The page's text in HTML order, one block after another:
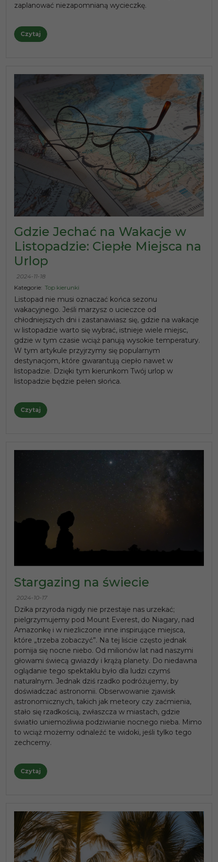
zaplanować niezapomnianą wycieczkę.
Czytaj
Gdzie Jechać na Wakacje w
Listopadzie: Ciepłe Miejsca na
Urlop
2024-11-18
Kategorie: Top kierunki
Listopad nie musi oznaczać końca sezonu
wakacyjnego. Jeśli marzysz o ucieczce od
chłodniejszych dni i zastanawiasz się, gdzie na wakacje
w listopadzie warto się wybrać, istnieje wiele miejsc,
gdzie w tym czasie wciąż panują wysokie temperatury.
W tym artykule przyjrzymy się popularnym
destynacjom, które gwarantują ciepło nawet w
listopadzie. Dzięki tym kierunkom Twój urlop w
listopadzie będzie pełen słońca.
Czytaj
Stargazing na świecie
2024-10-17
Dzika przyroda nigdy nie przestaje nas urzekać;
pielgrzymujemy pod Mount Everest, do Niagary, nad
Amazonkę i w niezliczone inne inspirujące miejsca,
które „trzeba zobaczyć”. Na tej liście często jednak
pomija się nocne niebo. Od milionów lat nad naszymi
głowami świecą gwiazdy i krążą planety. Do niedawna
oglądanie tego spektaklu było dla ludzi czymś
naturalnym. Jednak dziś rzadko podróżujemy, by
doświadczać astronomii. Obserwowanie zjawisk
astronomicznych, takich jak meteory czy zaćmienia,
stało się rzadkością, zwłaszcza w miastach, gdzie
światło uniemożliwia podziwianie nocnego nieba. Mimo
to wciąż możemy odnaleźć te widoki, jeśli tylko tego
zechcemy.
Czytaj